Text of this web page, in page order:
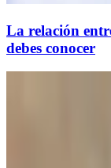
La relación
debes conocer